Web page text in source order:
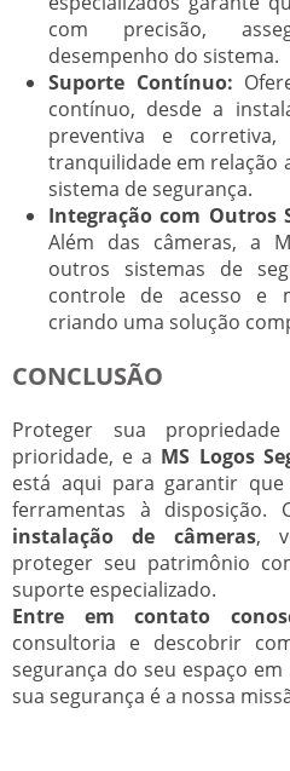
com precisão,
desempenho do sistema.
Suporte Contínuo:
contínuo, desde a
preventiva e
tranquilidade em relação
sistema de segurança.
Integração com Outros
Além das câmeras, a
outros sistemas de
controle de acesso e
criando uma solução
CONCLUSÃO
Proteger sua
prioridade, e a MS Logos
está aqui para garantir
ferramentas à disposição.
instalação de câmeras,
proteger seu patrimônio
suporte especializado.
Entre em contato
consultoria e descobrir
segurança do seu espaço em
sua segurança é a nossa